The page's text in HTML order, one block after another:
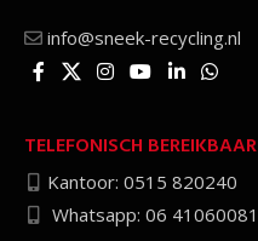
info@sneek-recycling.nl
TELEFONISCH BEREIKBAAR
Kantoor: 0515 820240
Whatsapp: 06 41060081